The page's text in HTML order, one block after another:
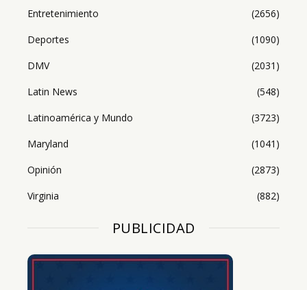
Entretenimiento
(2656)
Deportes
(1090)
DMV
(2031)
Latin News
(548)
Latinoamérica y Mundo
(3723)
Maryland
(1041)
Opinión
(2873)
Virginia
(882)
PUBLICIDAD